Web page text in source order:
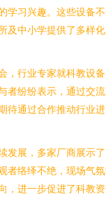
学习兴趣。这些设备
及中小学提供了多样
，行业专家就科教设
者纷纷表示，通过交
待通过合作推动行业进
发展，多家厂商展示
者络绎不绝，现场气
，进一步促进了科教